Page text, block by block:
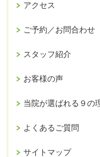
アクセス
ご予約／お問合わせ
スタッフ紹介
お客様の声
当院が選ばれる９の
よくあるご質問
サイトマップ